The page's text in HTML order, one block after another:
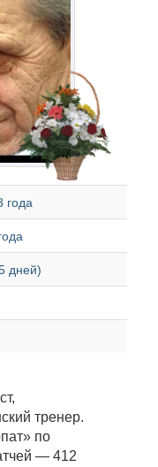
года
дней)
тренер.
по
— 412